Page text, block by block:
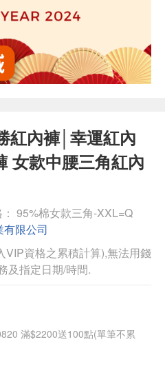
紅內褲│幸運紅內
女款中腰三角紅內
95%棉女款三角-XXL=Q
限公司
VIP資格之累積計算),無法用錢
及指定日期/時間.
滿$2200送100點(單筆不累